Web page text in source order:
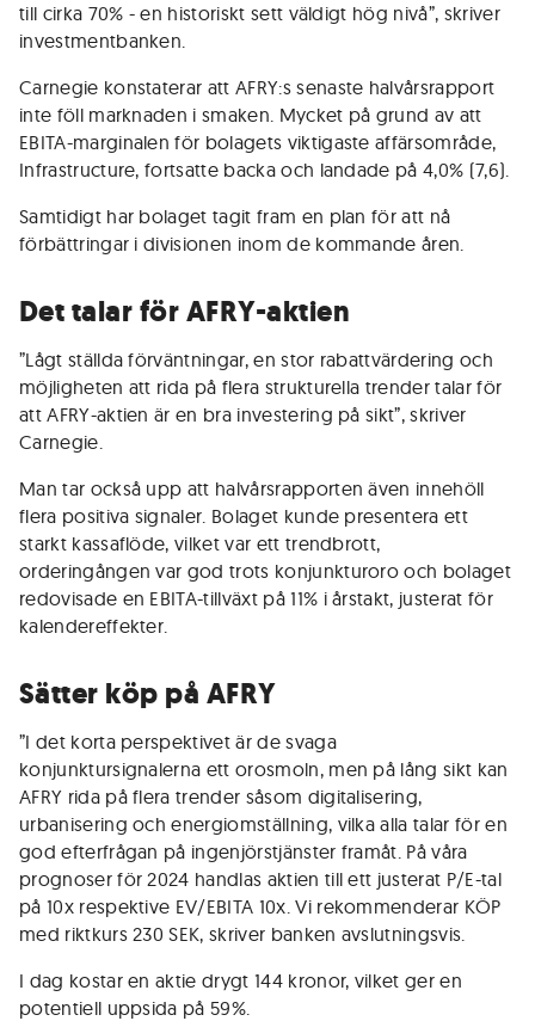
till cirka 70% - en historiskt sett väldigt hög nivå”, skriver
investmentbanken.
Carnegie konstaterar att AFRY:s senaste halvårsrapport
inte föll marknaden i smaken. Mycket på grund av att
EBITA-marginalen för bolagets viktigaste affärsområde,
Infrastructure, fortsatte backa och landade på 4,0% (7,6).
Samtidigt har bolaget tagit fram en plan för att nå
förbättringar i divisionen inom de kommande åren.
Det talar för AFRY-aktien
”Lågt ställda förväntningar, en stor rabattvärdering och
möjligheten att rida på flera strukturella trender talar för
att AFRY-aktien är en bra investering på sikt”, skriver
Carnegie.
Man tar också upp att halvårsrapporten även innehöll
flera positiva signaler. Bolaget kunde presentera ett
starkt kassaflöde, vilket var ett trendbrott,
orderingången var god trots konjunkturoro och bolaget
redovisade en EBITA-tillväxt på 11% i årstakt, justerat för
kalendereffekter.
Sätter köp på AFRY
”I det korta perspektivet är de svaga
konjunktursignalerna ett orosmoln, men på lång sikt kan
AFRY rida på flera trender såsom digitalisering,
urbanisering och energiomställning, vilka alla talar för en
god efterfrågan på ingenjörstjänster framåt. På våra
prognoser för 2024 handlas aktien till ett justerat P/E-tal
på 10x respektive EV/EBITA 10x. Vi rekommenderar KÖP
med riktkurs 230 SEK, skriver banken avslutningsvis.
I dag kostar en aktie drygt 144 kronor, vilket ger en
potentiell uppsida på 59%.